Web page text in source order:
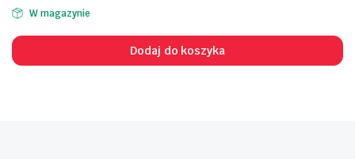
W magazynie
Dodaj do koszyka